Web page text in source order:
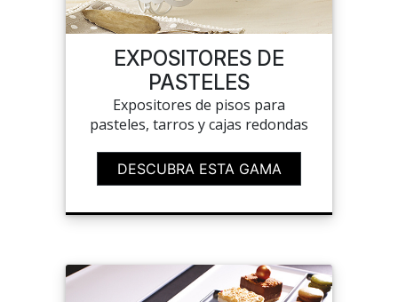
EXPOSITORES DE
PASTELES
Expositores de pisos para
pasteles, tarros y cajas redondas
DESCUBRA ESTA GAMA